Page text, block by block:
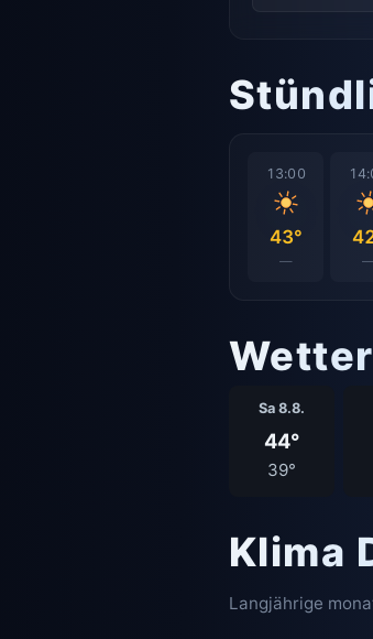
13:00
43°
—
Sa 8.8.
44°
39°
Klima
Langjährige